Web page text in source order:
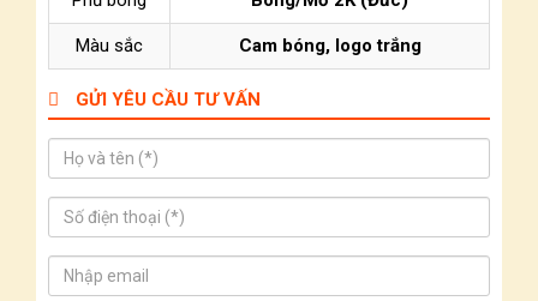
Màu sắc Cam bóng, logo trắng
GỬI YÊU CẦU TƯ VẤN